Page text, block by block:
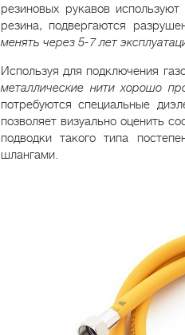
резиновых рукавов
резина, подвергаются
менять через 5-7 лет
Используя для подключения
металлические нити хорошо
потребуются специальные
позволяет визуально оценить
подводки такого типа
шлангами.